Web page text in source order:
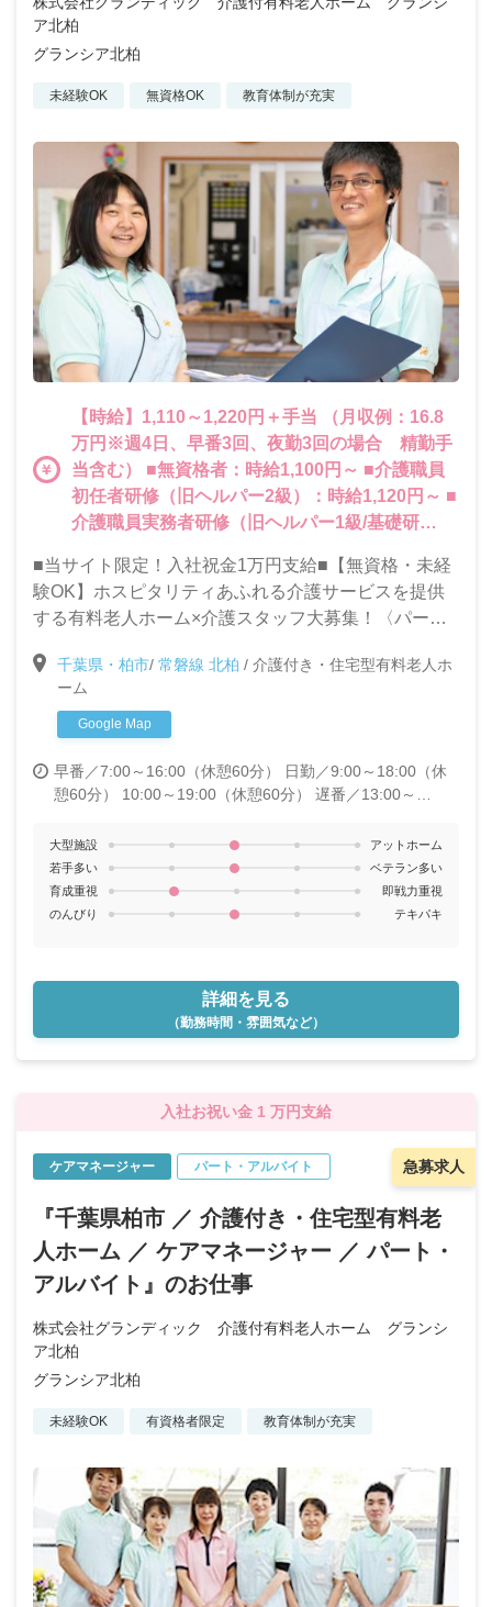
ア北柏
グランシア北柏
未経験OK 無資格OK 教育体制が充実
【時給】1,110～1,220円＋手当 （月収例：16.8
万円※週4日、早番3回、夜勤3回の場合 精勤手
当含む） ■無資格者：時給1,100円～ ■介護職員
初任者研修（旧ヘルパー2級）：時給1,120円～ ■
介護職員実務者研修（旧ヘルパー1級/基礎研
円～ ＼★各種手当が充実★／ ・精勤手当 5,000
円～10,000円 ・リーダー手当 1,000円/回 ・早
番手当 500円/回 ・遅番手当 1,000円/回 ・シ
ョート夜勤手当 5,000円/回 ・ロング夜勤手当
■当サイト限定！入社祝金1万円支給■【無資格・未経
験OK】ホスピタリティあふれる介護サービスを提供
する有料老人ホーム×介護スタッフ大募集！〈パート
カー通勤可〉週4日～しっかり安定して稼げます★
千葉県・柏市/ 常磐線 北柏 / 介護付き・住宅型有料老人ホ
ーム
Google Map
早番／7:00～16:00（休憩60分）
日勤／9:00～18:00（休
憩60分） 10:00～19:00（休憩60分）
遅番／13:00～
22:00～翌7:00（休憩60分）
大型施設
アットホーム
若手多い
ベテラン多い
育成重視
即戦力重視
のんびり
テキパキ
詳細を見る
（勤務時間・雰囲気など）
入社お祝い金 1 万円支給
急募求人
ケアマネージャー パート・アルバイト
『千葉県柏市 ／ 介護付き・住宅型有料老
人ホーム ／ ケアマネージャー ／ パート・
アルバイト』のお仕事
株式会社グランディック 介護付有料老人ホーム グランシ
ア北柏
グランシア北柏
未経験OK 有資格者限定 教育体制が充実